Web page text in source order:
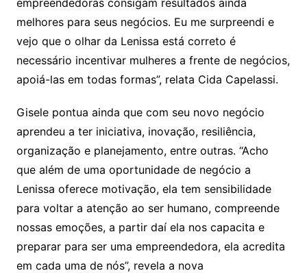
melhores para seus negócios. Eu me surpreendi e
vejo que o olhar da Lenissa está correto é
necessário incentivar mulheres a frente de negócios,
apoiá-las em todas formas”, relata Cida Capelassi.
Gisele pontua ainda que com seu novo negócio
aprendeu a ter iniciativa, inovação, resiliência,
organização e planejamento, entre outras. “Acho
que além de uma oportunidade de negócio a
Lenissa oferece motivação, ela tem sensibilidade
para voltar a atenção ao ser humano, compreende
nossas emoções, a partir daí ela nos capacita e
preparar para ser uma empreendedora, ela acredita
em cada uma de nós”, revela a nova